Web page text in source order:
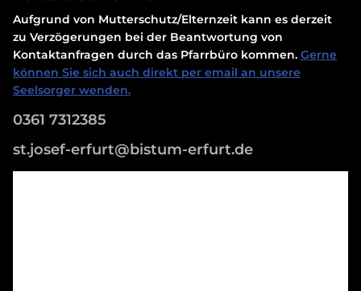
Aufgrund von Mutterschutz/Elternzeit kann es derzeit
zu Verzögerungen bei der Beantwortung von
Kontaktanfragen durch das Pfarrbüro kommen. Gerne
können Sie sich auch direkt per email an unsere
Seelsorger wenden.
0361 7312385
st.josef-erfurt@bistum-erfurt.de